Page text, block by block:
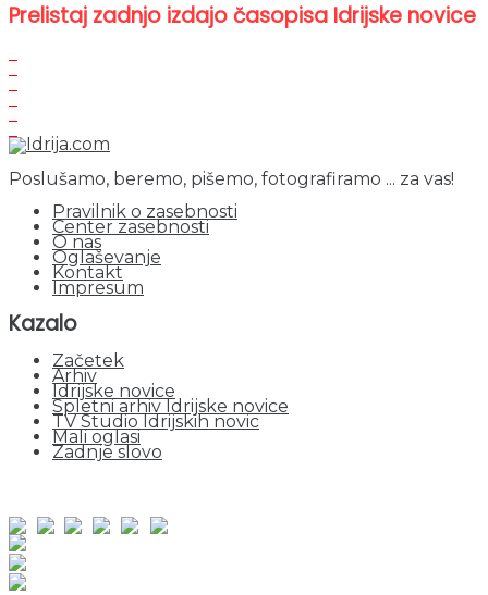
Prelistaj zadnjo izdajo časopisa Idrijske novice
Poslušamo, beremo, pišemo, fotografiramo ... za vas!
Pravilnik o zasebnosti
Center zasebnosti
O nas
Oglaševanje
Kontakt
Impresum
Kazalo
Začetek
Arhiv
Idrijske novice
Spletni arhiv Idrijske novice
TV Studio Idrijskih novic
Mali oglasi
Zadnje slovo